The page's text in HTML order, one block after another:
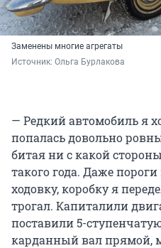
Заменены многие агрегаты
Источник: Ольга Бурлакова
— Редкий автомобиль я
попалась довольно
битая ни с какой
такого года. Даже
ходовку, коробку я
трогал. Капиталили
поставили 5-
карданный вал прямой,